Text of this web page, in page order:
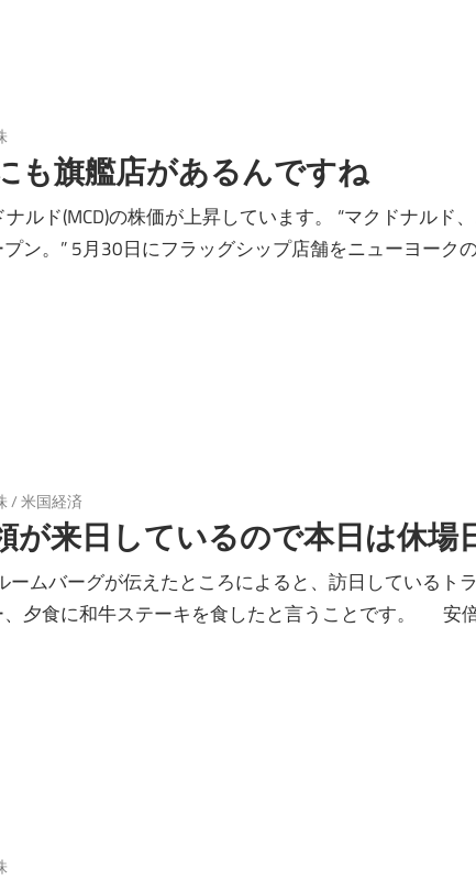
も旗艦店があるんですね
ルド(MCD)の株価が上昇しています。 “マクドナルド
ン。” 5月30日にフラッグシップ店舗をニューヨーク
/米国経済
が来日しているので本日は休場
ムバーグが伝えたところによると、訪日しているト
夕食に和牛ステーキを食したと言うことです。 安